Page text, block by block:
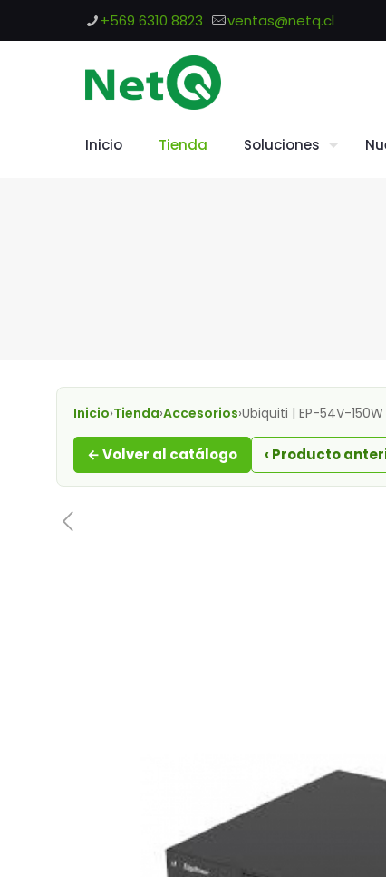
+569 6310 8823 ventas@netq.cl
Inicio Tienda Soluciones
Inicio›Tienda›Accesorios›Ubiquiti | EP-54V-
← Volver al catálogo ‹ Producto